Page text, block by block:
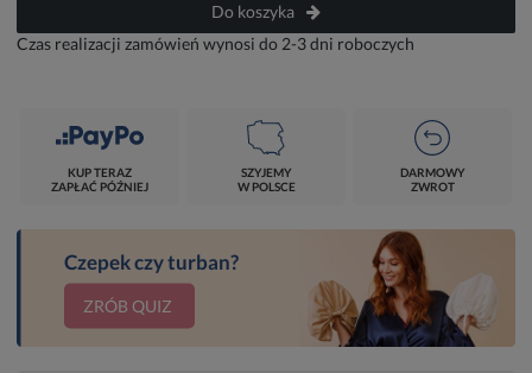
Do koszyka
Czas realizacji zamówień wynosi do 2-3 dni roboczych
KUP TERAZ
ZAPŁAĆ PÓŹNIEJ
SZYJEMY
W POLSCE
DARMOWY
ZWROT
Czepek czy turban?
ZRÓB QUIZ